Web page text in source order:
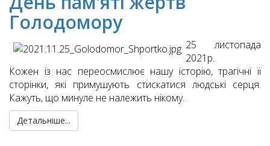
Голодомору
25 листопада
2021р.
Кожен із нас переосмислює нашу історію, трагічні її
сторінки, які примушують стискатися людські серця.
Кажуть, що минуле не належить нікому.
Детальніше...